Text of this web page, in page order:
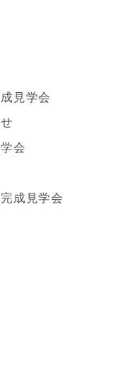
見学会
会
成見学会